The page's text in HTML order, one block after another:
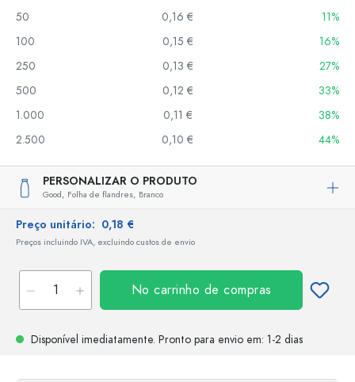
50
0,16 €
11%
100
0,15 €
16%
250
0,13 €
27%
500
0,12 €
33%
1.000
0,11 €
38%
2.500
0,10 € 44%
PERSONALIZAR O PRODUTO
Good, Folha de flandres, Branco
Preço unitário: 0,18 €
Preços incluindo IVA, excluindo custos de envio
No carrinho de compras
Disponível imediatamente. Pronto para envio em: 1-2 dias